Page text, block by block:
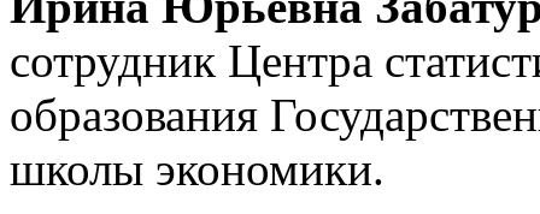
сотрудник Центра
образования
школы экономики.